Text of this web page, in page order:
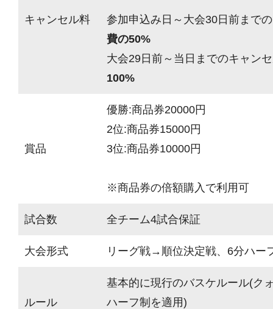
キャンセル料
参加申込み日～大会30日前まで
費の50%
大会29日前～当日までのキャン
100%
賞品
優勝:商品券20000円
2位:商品券15000円
3位:商品券10000円
※商品券の倍額購入で利用可
試合数 全チーム4試合保証
大会形式 リーグ戦→順位決定戦、6分ハー
ルール
基本的に現行のバスケルール(ク
ハーフ制を適用)